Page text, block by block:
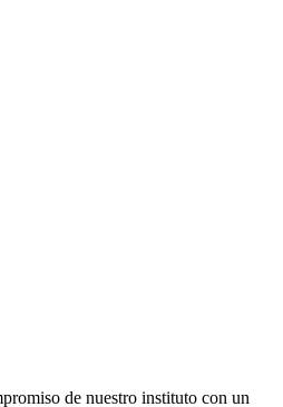
de nuestro instituto con un